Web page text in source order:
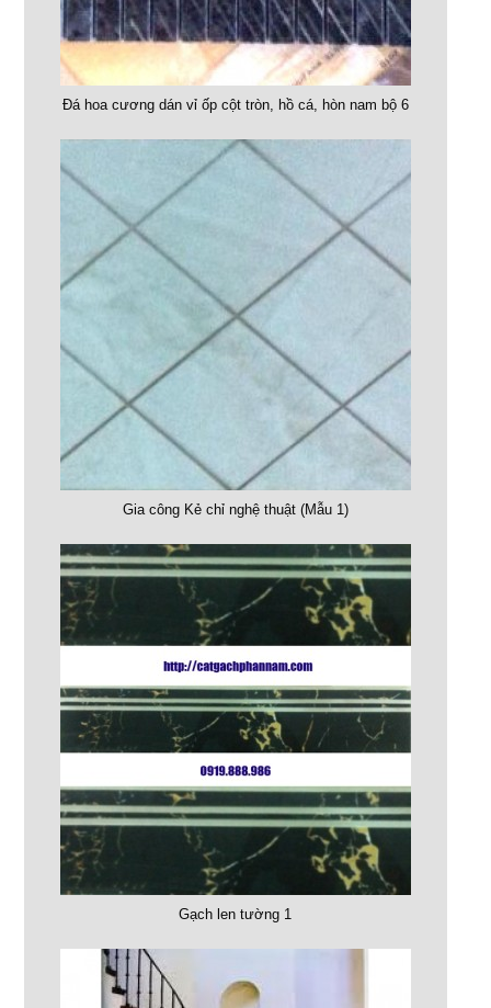
Đá hoa cương dán vỉ ốp cột tròn, hồ cá, hòn nam bộ 6
Gia công Kẻ chỉ nghệ thuật (Mẫu 1)
Gạch len tường 1